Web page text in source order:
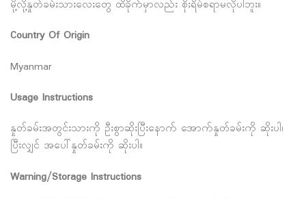
မို့လို့နှုတ်ခမ်းသားလေးတွေ ထိခိုက်မှာလည်း စိုးရိမ်စရာမလိုပါဘူး။
Country Of Origin
Myanmar
Usage Instructions
နှုတ်ခမ်းအတွင်းသားကို ဦးစွာဆိုးပြီးနောက် အောက်နှုတ်ခမ်းကို ဆိုးပါ၊
ပြီးလျှင် အပေါ်နှုတ်ခမ်းကို ဆိုးပါ။
Warning/Storage Instructions